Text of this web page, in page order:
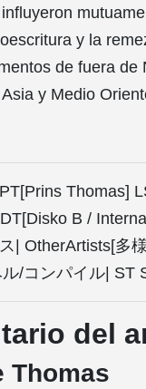
y la
de fuera
y Medio
Thomas]
B /
| OtherArtists[多
/コンパイル| ST
del
Thomas